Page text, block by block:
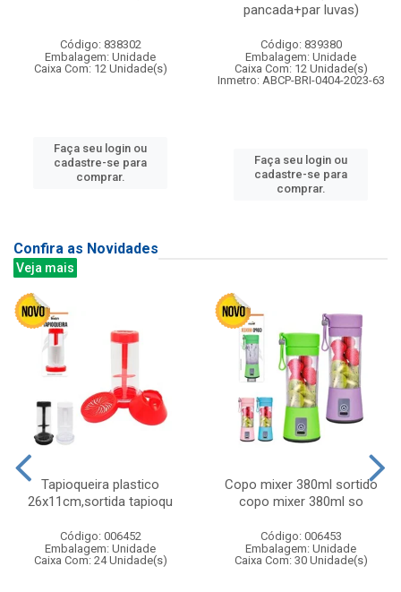
Código: 838302
Embalagem: Unidade
Caixa Com: 12 Unidade(s)
Faça seu login ou
cadastre-se para
comprar.
pancada+par luvas)
Código: 839380
Embalagem: Unidade
Caixa Com: 12 Unidade(s)
Inmetro: ABCP-BRI-0404-2023-63
Faça seu login ou
cadastre-se para
comprar.
Confira as Novidades
Veja mais
Tapioqueira plastico
26x11cm,sortida tapioqu
Código: 006452
Embalagem: Unidade
Caixa Com: 24 Unidade(s)
Copo mixer 380ml sortido
copo mixer 380ml so
Código: 006453
Embalagem: Unidade
Caixa Com: 30 Unidade(s)